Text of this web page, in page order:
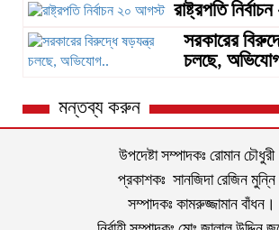
রাষ্ট্রপতি
সরকারের
চলছে,
মন্তব্য করুন
উপদেষ্টা সম্পাদকঃ রোমান
প্রকাশকঃ সানজিদা রেজিন
সম্পাদকঃ কামরুজ্জামান বাঁধন।